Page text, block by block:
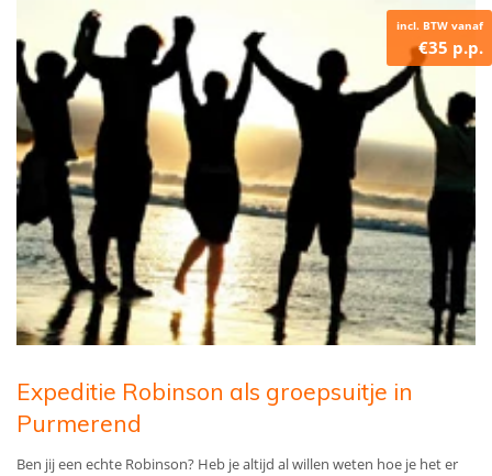
incl. BTW vanaf
€35 p.p.
Expeditie Robinson als groepsuitje in
Purmerend
Ben jij een echte Robinson? Heb je altijd al willen weten hoe je het er